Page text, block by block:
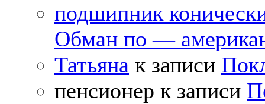
подшипник
Обман по —
Татьяна к записи
пенсионер к записи